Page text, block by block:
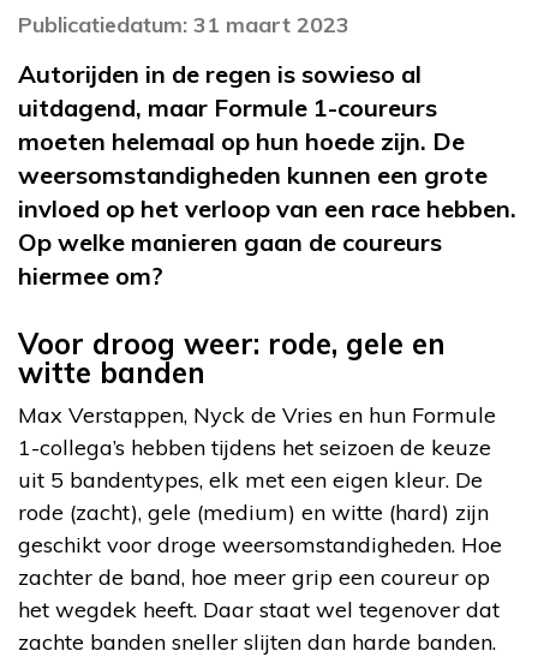
Publicatiedatum: 31 maart 2023
Autorijden in de regen is sowieso al
uitdagend, maar Formule 1-coureurs
moeten helemaal op hun hoede zijn. De
weersomstandigheden kunnen een grote
invloed op het verloop van een race hebben.
Op welke manieren gaan de coureurs
hiermee om?
Voor droog weer: rode, gele en
witte banden
Max Verstappen, Nyck de Vries en hun Formule
1-collega’s hebben tijdens het seizoen de keuze
uit 5 bandentypes, elk met een eigen kleur. De
rode (zacht), gele (medium) en witte (hard) zijn
geschikt voor droge weersomstandigheden. Hoe
zachter de band, hoe meer grip een coureur op
het wegdek heeft. Daar staat wel tegenover dat
zachte banden sneller slijten dan harde banden.